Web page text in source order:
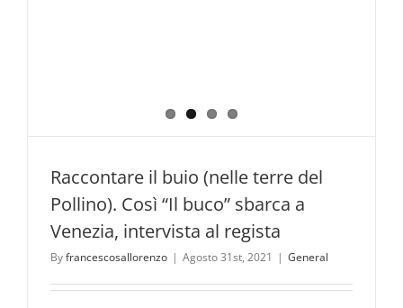
Raccontare il buio (nelle terre del
Pollino). Così “Il buco” sbarca a
Venezia, intervista al regista
Byfrancescosallorenzo | Agosto 31st, 2021 | General